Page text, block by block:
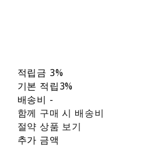
적립금 3%
기본 적립3%
배송비 -
함께 구매 시 배송비
절약 상품 보기
추가 금액